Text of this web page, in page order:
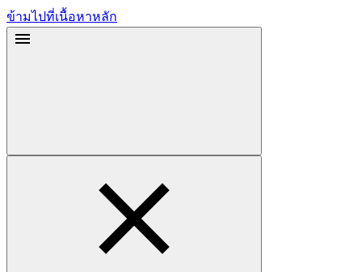
ข้ามไปที่เนื้อหาหลัก